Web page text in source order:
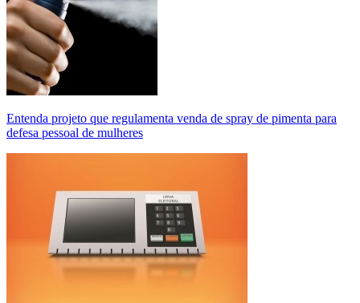
Entenda projeto que regulamenta venda de spray de pimenta para
defesa pessoal de mulheres